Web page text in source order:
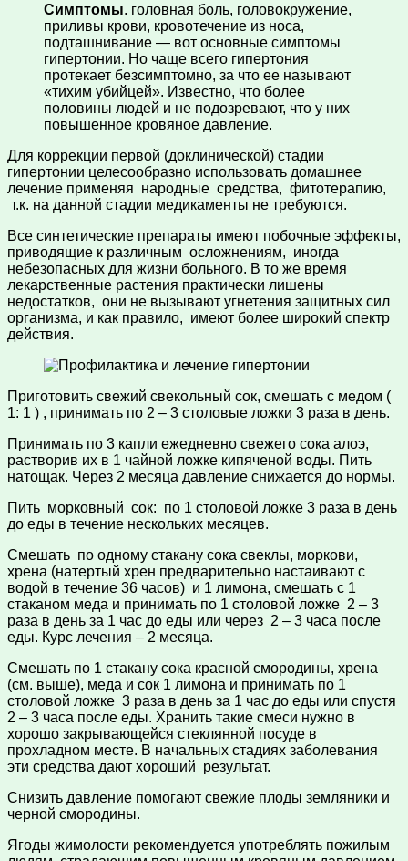
Симптомы. головная боль, головокружение,
приливы крови, кровотечение из носа,
подташнивание — вот основные симптомы
гипертонии. Но чаще всего гипертония
протекает безсимптомно, за что ее называют
«тихим убийцей». Известно, что более
половины людей и не подозревают, что у них
повышенное кровяное давление.
Для коррекции первой (доклинической) стадии
гипертонии целесообразно использовать домашнее
лечение применяя народные средства, фитотерапию,
т.к. на данной стадии медикаменты не требуются.
Все синтетические препараты имеют побочные эффекты,
приводящие к различным осложнениям, иногда
небезопасных для жизни больного. В то же время
лекарственные растения практически лишены
недостатков, они не вызывают угнетения защитных сил
организма, и как правило, имеют более широкий спектр
действия.
Приготовить свежий свекольный сок, смешать с медом (
1: 1 ) , принимать по 2 – 3 столовые ложки 3 раза в день.
Принимать по 3 капли ежедневно свежего сока алоэ,
растворив их в 1 чайной ложке кипяченой воды. Пить
натощак. Через 2 месяца давление снижается до нормы.
Пить морковный сок: по 1 столовой ложке 3 раза в день
до еды в течение нескольких месяцев.
Смешать по одному стакану сока свеклы, моркови,
хрена (натертый хрен предварительно настаивают с
водой в течение 36 часов) и 1 лимона, смешать с 1
стаканом меда и принимать по 1 столовой ложке 2 – 3
раза в день за 1 час до еды или через 2 – 3 часа после
еды. Курс лечения – 2 месяца.
Смешать по 1 стакану сока красной смородины, хрена
(см. выше), меда и сок 1 лимона и принимать по 1
столовой ложке 3 раза в день за 1 час до еды или спустя
2 – 3 часа после еды. Хранить такие смеси нужно в
хорошо закрывающейся стеклянной посуде в
прохладном месте. В начальных стадиях заболевания
эти средства дают хороший результат.
Снизить давление помогают свежие плоды земляники и
черной смородины.
Ягоды жимолости рекомендуется употреблять пожилым